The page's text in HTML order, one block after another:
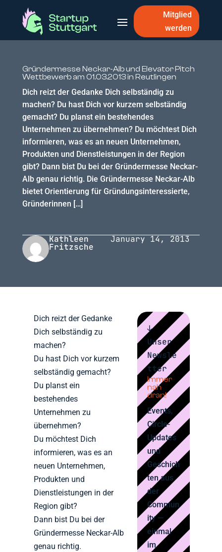
Mitglied
werden
Gründermesse Neckar-Alb und Elevator Pitch
Wettbewerb am 01.03.2013 in Reutlingen
Dich reizt der Gedanke Dich selbständig zu
machen? Du hast Dich vor kurzem selbständig
gemacht? Du planst ein bestehendes
Unternehmen zu übernehmen? Du möchtest Dich
informieren, was es an neuen Unternehmen,
Produkten und Dienstleistungen in der Region
gibt? Dann bist Du bei der Gründermesse Neckar-
Alb genau richtig. Die Gründermesse Neckar-Alb
bietet Orientierung für Gründungsinteressierte,
Gründerinnen […]
Kathleen
Fritzsche
January 14, 2013
Dich reizt der Gedanke
Dich selbständig zu
machen?
Du hast Dich vor kurzem
selbständig gemacht?
Du planst ein
bestehendes
Unternehmen zu
übernehmen?
Du möchtest Dich
informieren, was es an
neuen Unternehmen,
Produkten und
Dienstleistungen in der
Region gibt?
Dann bist Du bei der
Gründermesse Neckar-Alb
genau richtig.
↓
Unser
Newsle
tter
Immer
nah
dran!
Events,
Circle-
Updates
und
Geschich
ten aus
der
Commun
ity —
einmal
im